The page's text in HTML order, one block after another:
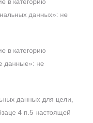
данных»: не
в категорию
данные»: не
данных для цели,
4 п.5 настоящей